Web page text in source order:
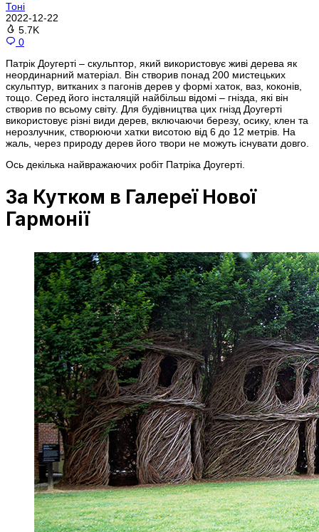
Тоні
2022-12-22
5.7K
0
Патрік Доугерті – скульптор, який використовує живі дерева як
неординарний матеріал. Він створив понад 200 мистецьких
скульптур, витканих з пагонів дерев у формі хаток, ваз, коконів,
тощо. Серед його інсталяцій найбільш відомі – гнізда, які він
створив по всьому світу. Для будівництва цих гнізд Доугерті
використовує різні види дерев, включаючи березу, осику, клен та
нерозлучник, створюючи хатки висотою від 6 до 12 метрів. На
жаль, через природу дерев його твори не можуть існувати довго.
Ось декілька найвражаючих робіт Патріка Доугерті.
За Кутком в Галереї Нової
Гармонії